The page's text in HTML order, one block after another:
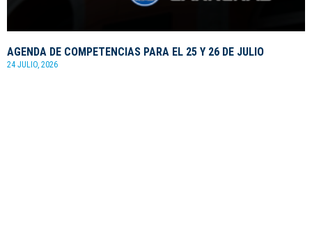
AGENDA DE COMPETENCIAS PARA EL 25 Y 26 DE JULIO
24 JULIO, 2026